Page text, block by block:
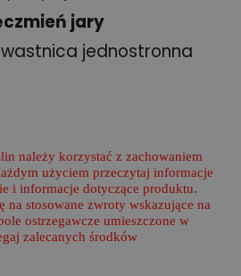
jary
jednostronna
należy korzystać z zachowaniem
użyciem przeczytaj informacje
i informacje dotyczące produktu.
na stosowane zwroty wskazujące na
ostrzegawcze umieszczone w
zalecanych środków